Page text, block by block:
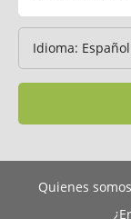
Quienes somos